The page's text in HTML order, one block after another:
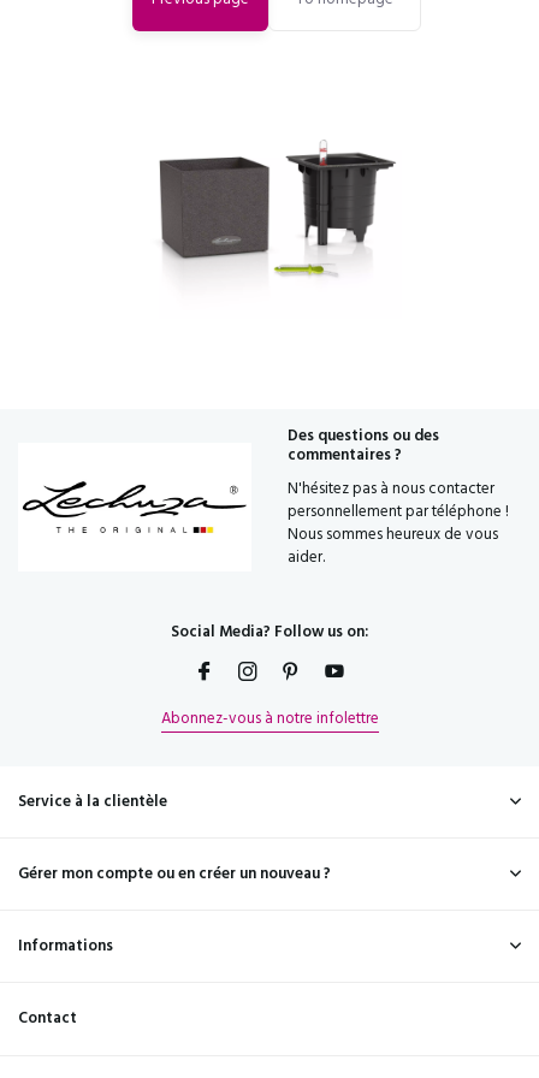
Des questions ou des
commentaires ?
N'hésitez pas à nous contacter
personnellement par téléphone !
Nous sommes heureux de vous
aider.
Social Media? Follow us on:
Abonnez-vous à notre infolettre
Service à la clientèle
Gérer mon compte ou en créer un nouveau ?
Informations
Contact